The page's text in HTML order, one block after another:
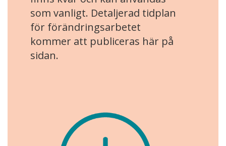
som vanligt. Detaljerad tidplan
för förändringsarbetet
kommer att publiceras här på
sidan.